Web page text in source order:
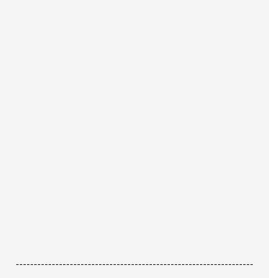
------------------------------------------------------------------